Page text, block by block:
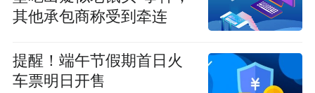
其他承包商称受到牵连
提醒！端午节假期首日火
车票明日开售